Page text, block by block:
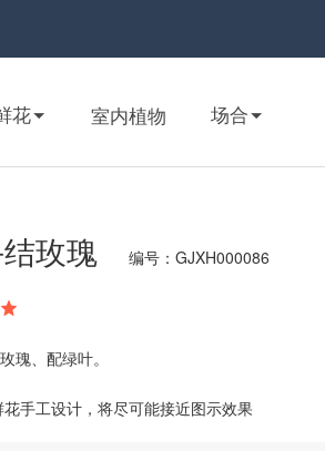
花 室内植物 场合
玫瑰 编号：GJXH000086
瑰、配绿叶。
手工设计，将尽可能接近图示效果